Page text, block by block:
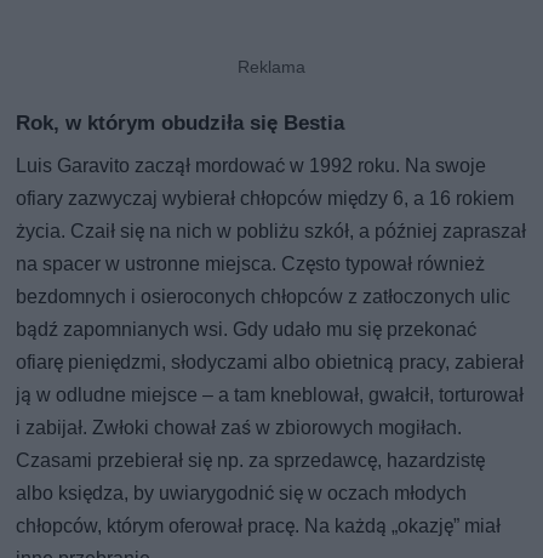
Rok, w którym obudziła się Bestia
Luis Garavito zaczął mordować w 1992 roku. Na swoje
ofiary zazwyczaj wybierał chłopców między 6, a 16 rokiem
życia. Czaił się na nich w pobliżu szkół, a później zapraszał
na spacer w ustronne miejsca. Często typował również
bezdomnych i osieroconych chłopców z zatłoczonych ulic
bądź zapomnianych wsi. Gdy udało mu się przekonać
ofiarę pieniędzmi, słodyczami albo obietnicą pracy, zabierał
ją w odludne miejsce – a tam kneblował, gwałcił, torturował
i zabijał. Zwłoki chował zaś w zbiorowych mogiłach.
Czasami przebierał się np. za sprzedawcę, hazardzistę
albo księdza, by uwiarygodnić się w oczach młodych
chłopców, którym oferował pracę. Na każdą „okazję” miał